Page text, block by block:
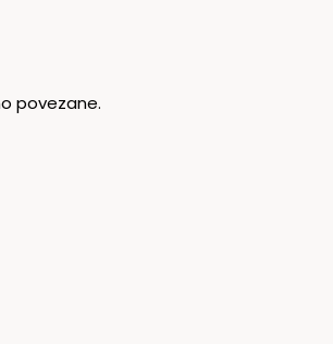
povezane.